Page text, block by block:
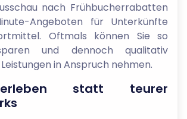
nach Frühbucherrabatten
Angeboten für Unterkünfte
Oftmals können Sie so
und dennoch qualitativ
in Anspruch nehmen.
statt teurer